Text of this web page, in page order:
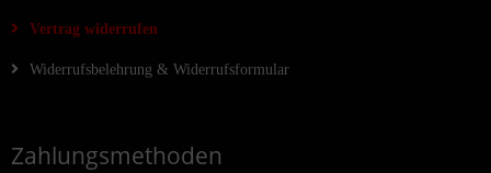
Vertrag widerrufen
Widerrufsbelehrung & Widerrufsformular
Zahlungsmethoden